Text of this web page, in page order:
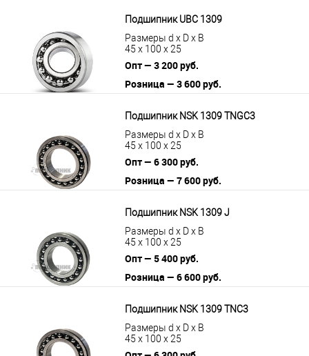
Подшипник UBC 1309
Размеры d x D x B
45 x 100 x 25
Опт — 3 200 руб.
Розница — 3 600 руб.
Подшипник NSK 1309 TNGC3
Размеры d x D x B
45 x 100 x 25
Опт — 6 300 руб.
Розница — 7 600 руб.
Подшипник NSK 1309 J
Размеры d x D x B
45 x 100 x 25
Опт — 5 400 руб.
Розница — 6 600 руб.
Подшипник NSK 1309 TNC3
Размеры d x D x B
45 x 100 x 25